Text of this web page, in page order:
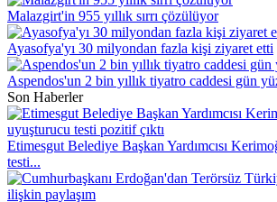
Malazgirt'in 955 yıllık sırrı çözülüyor
Ayasofya'yı 30 milyondan fazla kişi ziyaret etti
Aspendos'un 2 bin yıllık tiyatro caddesi gün
Son Haberler
Etimesgut Belediye Başkan Yardımcısı
testi...